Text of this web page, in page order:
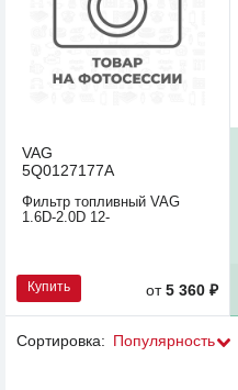
VAG
5Q0127177A
Фильтр топливный VAG
1.6D-2.0D 12-
Купить от5 360 ₽
Сортировка: Популярность